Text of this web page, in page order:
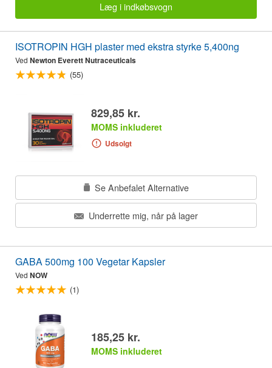
Læg i indkøbsvogn
ISOTROPIN HGH plaster med ekstra styrke 5,400ng
Ved Newton Everett Nutraceuticals
(55)
829,85 kr.
MOMS inkluderet
Udsolgt
Se Anbefalet Alternative
Underrette mig, når på lager
GABA 500mg 100 Vegetar Kapsler
Ved NOW
(1)
185,25 kr.
MOMS inkluderet